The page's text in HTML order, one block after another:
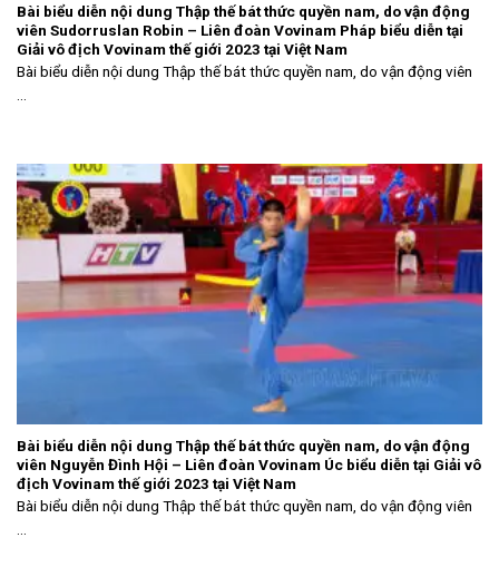
Bài biểu diễn nội dung Thập thế bát thức quyền nam, do vận động
viên Sudorruslan Robin – Liên đoàn Vovinam Pháp biểu diễn tại
Giải vô địch Vovinam thế giới 2023 tại Việt Nam
Bài biểu diễn nội dung Thập thế bát thức quyền nam, do vận động viên
...
Bài biểu diễn nội dung Thập thế bát thức quyền nam, do vận động
viên Nguyễn Đình Hội – Liên đoàn Vovinam Úc biểu diễn tại Giải vô
địch Vovinam thế giới 2023 tại Việt Nam
Bài biểu diễn nội dung Thập thế bát thức quyền nam, do vận động viên
...